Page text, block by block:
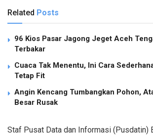
Related Posts
96 Kios Pasar Jagong Jeget Aceh
Terbakar
Cuaca Tak Menentu, Ini Cara
Tetap Fit
Angin Kencang Tumbangkan Pohon,
Besar Rusak
Staf Pusat Data dan Informasi (Pusdatin)